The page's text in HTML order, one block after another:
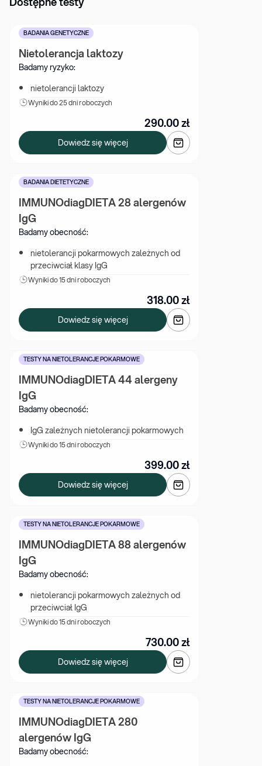
BADANIA GENETYCZNE
Nietolerancja laktozy
Badamy ryzyko:
nietolerancji laktozy
Wyniki do 25 dni roboczych
290.00zł
Dowiedz się więcej
BADANIA DIETETYCZNE
IMMUNOdiagDIETA 28 alergenów
IgG
Badamy obecność:
nietolerancji pokarmowych zależnych od
przeciwciał klasy IgG
Wyniki do 15 dni roboczych
318.00zł
Dowiedz się więcej
TESTY NA NIETOLERANCJE POKARMOWE
IMMUNOdiagDIETA 44 alergeny
IgG
Badamy obecność:
IgG zależnych nietolerancji pokarmowych
Wyniki do 15 dni roboczych
399.00zł
Dowiedz się więcej
TESTY NA NIETOLERANCJE POKARMOWE
IMMUNOdiagDIETA 88 alergenów
IgG
Badamy obecność:
nietolerancji pokarmowych zależnych od
przeciwciał IgG
Wyniki do 15 dni roboczych
730.00zł
Dowiedz się więcej
TESTY NA NIETOLERANCJE POKARMOWE
IMMUNOdiagDIETA 280
alergenów IgG
Badamy obecność: